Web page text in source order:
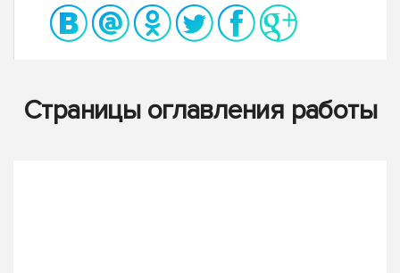
Страницы оглавления работы